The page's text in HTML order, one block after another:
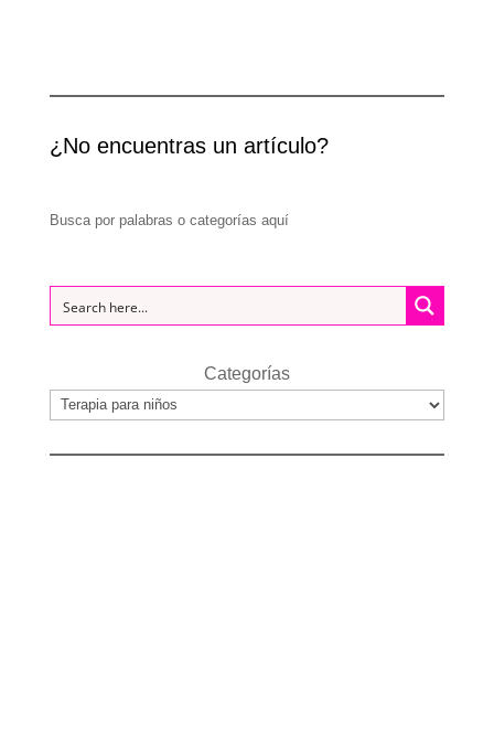
¿No encuentras un artículo?
Busca por palabras o categorías aquí
Categorías